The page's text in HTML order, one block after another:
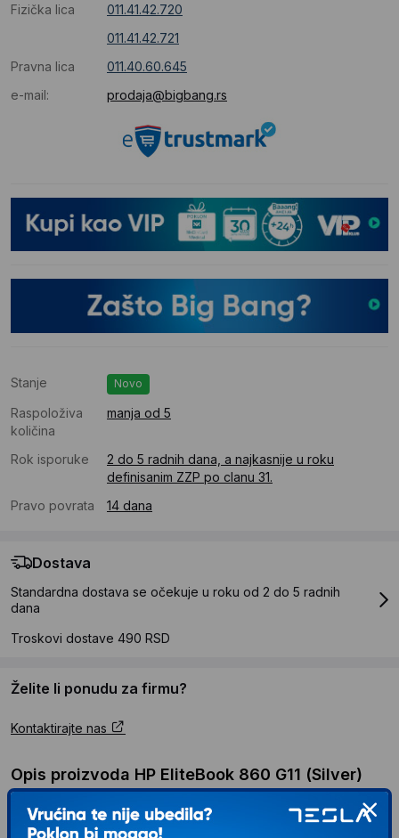
Fizička lica
011.41.42.720
011.41.42.721
Pravna lica
011.40.60.645
e-mail:
prodaja@bigbang.rs
Stanje Novo
Raspoloživa
količina
manja od 5
Rok isporuke
2 do 5 radnih dana, a najkasnije u roku
definisanim ZZP po clanu 31.
Pravo povrata
14 dana
Dostava
Standardna dostava se očekuje u roku od 2 do 5 radnih
dana
Troskovi dostave 490 RSD
Želite li ponudu za firmu?
Kontaktirajte nas
Opis proizvoda HP EliteBook 860 G11 (Silver)
WUXGA IPS, Ultra 7 155U, 16GB, 512GB SSD,
SC, Win 11 Pro (970S9ET)